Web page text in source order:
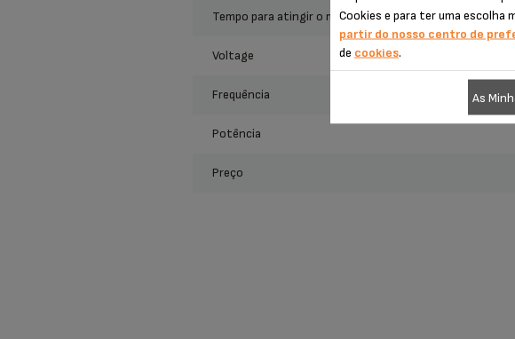
tempo para atingir o modo de espera em rede (minutos)
voltage
frequência
potência
preço
Cookies e para ter uma escolha
partir do nosso centro de
de cookies.
As